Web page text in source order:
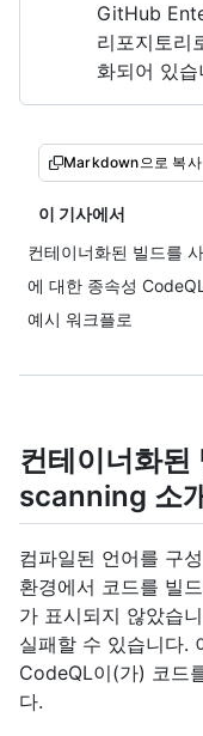
GitHub
리포지토리
화되어 있습
Markdown으로 복사
이 기사에서
컨테이너화된 빌드를
에 대한 종속성
예시 워크플로
컨테이너화
scanning 소
컴파일된 언어를 구
환경에서 코드를 빌
가 표시되지 않았습
실패할 수 있습니다.
CodeQL이(가) 코드
다.